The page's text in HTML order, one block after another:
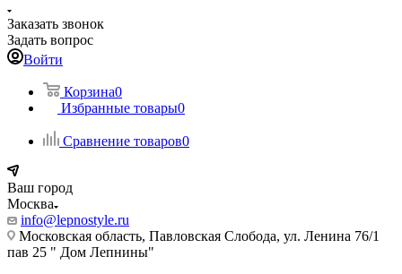
Заказать звонок
Задать вопрос
Войти
Корзина0
Избранные товары0
Сравнение товаров0
Ваш город
Москва
info@lepnostyle.ru
Московская область, Павловская Слобода, ул. Ленина 76/1
пав 25 " Дом Лепнины"